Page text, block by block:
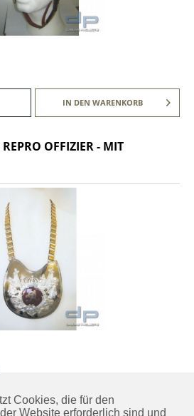
IN DEN WARENKORB
OFFIZIER - MIT
IN DEN WARENKORB
Cookies, die für den
Website erforderlich sind und